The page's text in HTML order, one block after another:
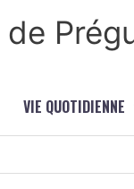
VIE QUOTIDIENNE